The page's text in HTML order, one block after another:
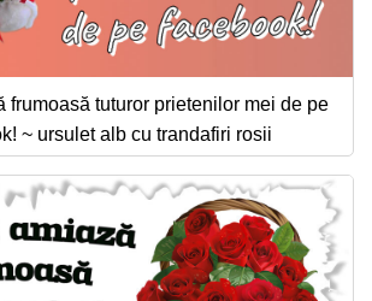
frumoasă tuturor prietenilor mei de pe
~ ursulet alb cu trandafiri rosii